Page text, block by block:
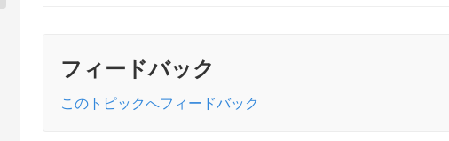
フィードバック
このトピックへフィードバック